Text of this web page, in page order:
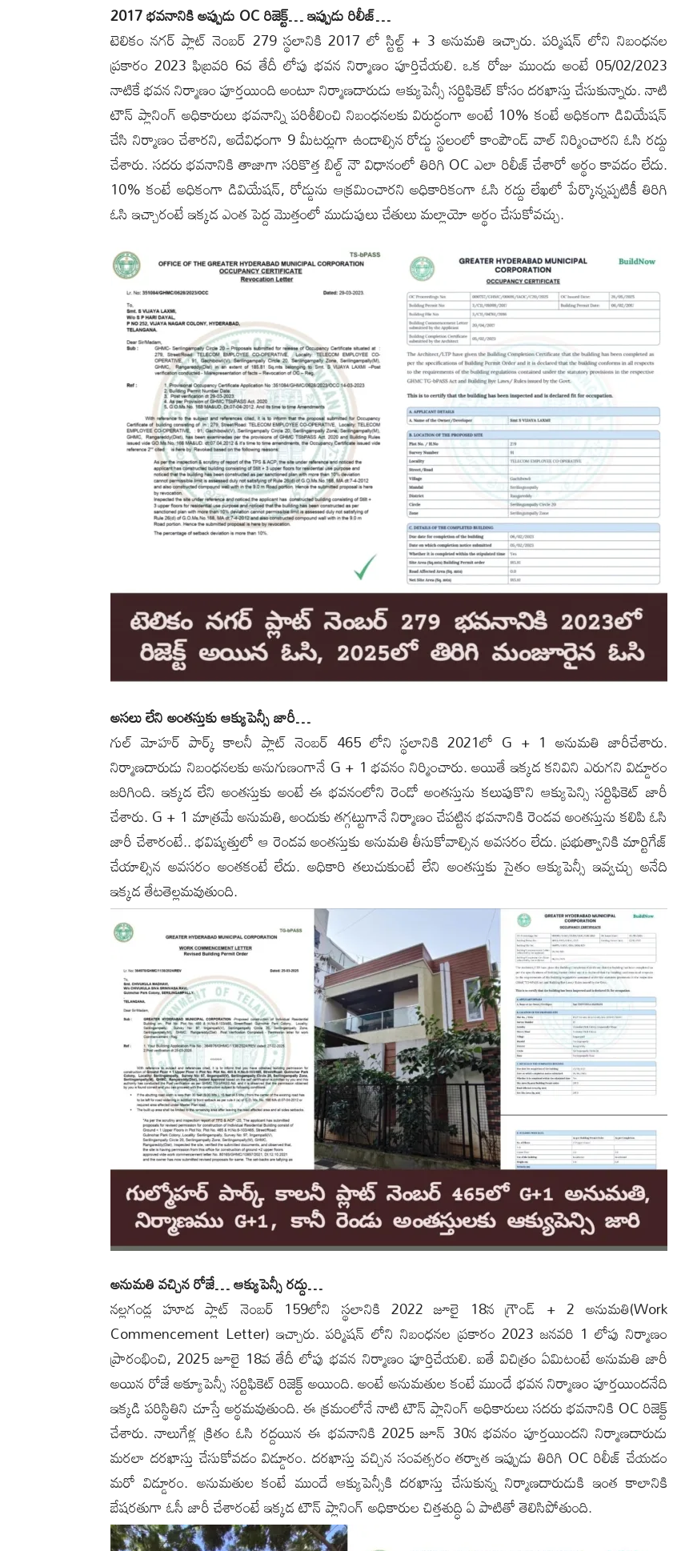
2017 భవనానికి అప్పుడు OC రిజెక్ట్… ఇప్పుడు రిలీజ్…
టెలికం నగర్ ప్లాట్ నెంబర్ 279 స్థలానికి 2017 లో స్టిల్ట్ + 3 అనుమతి ఇచ్చారు. పర్మిషన్ లోని నిబంధనల
ప్రకారం 2023 ఫిబ్రవరి 6వ తేదీ లోపు భవన నిర్మాణం పూర్తిచేయలి. ఒక రోజు ముందు అంటే 05/02/2023
నాటికే భవన నిర్మాణం పూర్తయింది అంటూ నిర్మాణదారుడు ఆక్యుపెన్సీ సర్టిఫికెట్ కోసం దరఖాస్తు చేసుకున్నారు. నాటి
టౌన్ ప్లానింగ్ అధికారులు భవనాన్ని పరిశీలించి నిబంధనలకు విరుద్ధంగా అంటే 10% కంటే అధికంగా డివియేషన్
చేసి నిర్మాణం చేశారని, అదేవిధంగా 9 మీటర్లుగా ఉండాల్సిన రోడ్డు స్థలంలో కాంపౌండ్ వాల్ నిర్మించారని ఓసి రద్దు
చేశారు. సదరు భవనానికి తాజాగా సరికొత్త బిల్డ్ నౌ విధానంలో తిరిగి OC ఎలా రిలీజ్ చేశారో అర్థం కావడం లేదు.
10% కంటే అధికంగా డివియేషన్, రోడ్డును ఆక్రమించారని అధికారికంగా ఓసి రద్దు లేఖలో పేర్కొన్నప్పటికీ తిరిగి
ఓసి ఇచ్చారంటే ఇక్కడ ఎంత పెద్ద మొత్తంలో ముడుపులు చేతులు మల్లాయో అర్థం చేసుకోవచ్చు.
అసలు లేని అంతస్తుకు ఆక్యుపెన్సీ జారీ…
గుల్ మోహర్ పార్క్ కాలనీ ప్లాట్ నెంబర్ 465 లోని స్థలానికి 2021లో G + 1 అనుమతి జారీచేశారు.
నిర్మాణదారుడు నిబంధనలకు అనుగుణంగానే G + 1 భవనం నిర్మించారు. అయితే ఇక్కడ కనివిని ఎరుగని విడ్డూరం
జరిగింది. ఇక్కడ లేని అంతస్తుకు అంటే ఈ భవనంలోని రెండో అంతస్తును కలుపుకొని ఆక్యుపెన్సి సర్టిఫికెట్ జారీ
చేశారు. G + 1 మాత్రమే అనుమతి, అందుకు తగ్గట్టుగానే నిర్మాణం చేపట్టిన భవనానికి రెండవ అంతస్తును కలిపి ఓసి
జారీ చేశారంటే.. భవిష్యత్తులో ఆ రెండవ అంతస్తుకు అనుమతి తీసుకోవాల్సిన అవసరం లేదు. ప్రభుత్వానికి మార్టిగేజ్
చేయాల్సిన అవసరం అంతకంటే లేదు. అధికారి తలుచుకుంటే లేని అంతస్తుకు సైతం ఆక్యుపెన్సీ ఇవ్వచ్చు అనేది
ఇక్కడ తేటతెల్లమవుతుంది.
అనుమతి వచ్చిన రోజే… ఆక్యుపెన్సీ రద్దు…
నల్లగండ్ల హూడ ప్లాట్ నెంబర్ 159లోని స్థలానికి 2022 జూలై 18న గ్రౌండ్ + 2 అనుమతి(Work
Commencement Letter) ఇచ్చారు. పర్మిషన్ లోని నిబంధనల ప్రకారం 2023 జనవరి 1 లోపు నిర్మాణం
ప్రారంభించి, 2025 జూలై 18వ తేదీ లోపు భవన నిర్మాణం పూర్తిచేయలి. ఐతే విచిత్రం ఏమిటంటే అనుమతి జారీ
అయిన రోజే అక్యూపెన్సీ సర్టిఫికెట్ రిజెక్ట్ అయింది. అంటే అనుమతుల కంటే ముందే భవన నిర్మాణం పూర్తయిందనేది
ఇక్కడి పరిస్థితిని చూస్తే అర్థమవుతుంది. ఈ క్రమంలోనే నాటి టౌన్ ప్లానింగ్ అధికారులు సదరు భవనానికి OC రిజెక్ట్
చేశారు. నాలుగేళ్ల క్రితం ఓసి రద్దయిన ఈ భవనానికి 2025 జూన్ 30న భవనం పూర్తయిందని నిర్మాణదారుడు
మరలా దరఖాస్తు చేసుకోవడం విడ్డూరం. దరఖాస్తు వచ్చిన సంవత్సరం తర్వాత ఇప్పుడు తిరిగి OC రిలీజ్ చేయడం
మరో విడ్డూరం. అనుమతుల కంటే ముందే ఆక్యుపెన్సీకి దరఖాస్తు చేసుకున్న నిర్మాణదారుడుకి ఇంత కాలానికి
బేషరతుగా ఓసీ జారీ చేశారంటే ఇక్కడ టౌన్ ప్లానింగ్ అధికారుల చిత్తశుద్ధి ఏ పాటితో తెలిసిపోతుంది.